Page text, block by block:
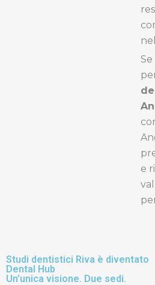
e
Studi dentistici Riva è diventato
Dental Hub
Un’unica visione. Due sedi.